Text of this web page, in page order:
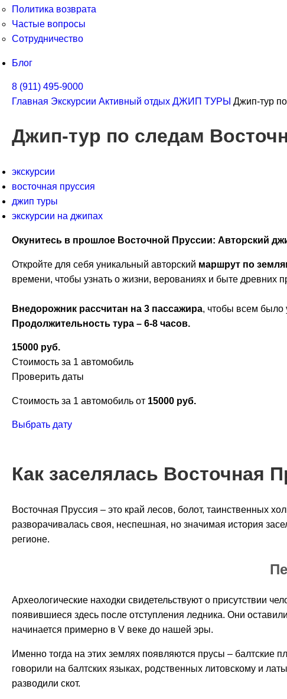
Политика возврата
Частые вопросы
Сотрудничество
Блог
8 (911) 495-9000
Главная Экскурсии Активный отдых ДЖИП ТУРЫ Джип-тур
Джип-тур по следам
экскурсии
восточная пруссия
джип туры
экскурсии на джипах
Окунитесь в прошлое Восточной Пруссии: Авторский
Откройте для себя уникальный авторский маршрут по
времени, чтобы узнать о жизни, верованиях и быте древних
Внедорожник рассчитан на 3 пассажира, чтобы всем было
Продолжительность тура – 6-8 часов.
15000 руб.
Стоимость за 1 автомобиль
Проверить даты
Стоимость за 1 автомобиль от 15000 руб.
Выбрать дату
Как заселялась Восточная
Восточная Пруссия – это край лесов, болот, таинственных
разворачивалась своя, неспешная, но значимая история
регионе.
Археологические находки свидетельствуют о присутствии
появившиеся здесь после отступления ледника. Они
начинается примерно в V веке до нашей эры.
Именно тогда на этих землях появляются прусы –
говорили на балтских языках, родственных литовскому и
разводили скот.